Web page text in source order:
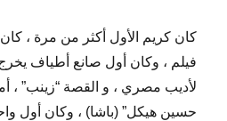
كان كريم الأول أكثر من مرة ،
فيلم ، وكان أول صانع أطياف
لأديب مصري ، و القصة “زينب” ،
حسين هيكل” (باشا) ، وكان أول